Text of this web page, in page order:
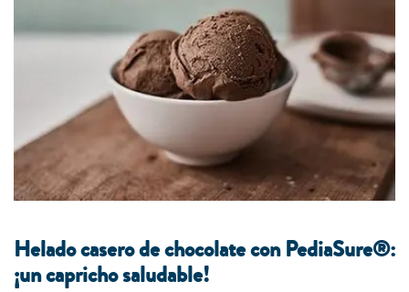
Helado casero de chocolate con PediaSure®:
¡un capricho saludable!